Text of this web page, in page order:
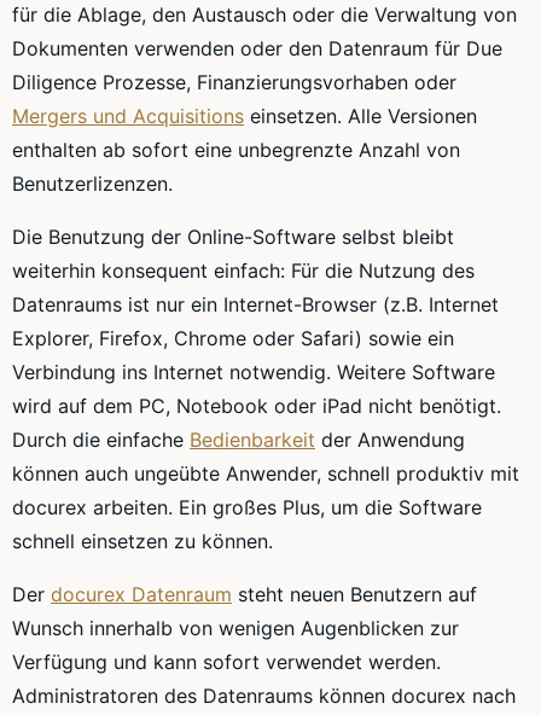
für die Ablage, den Austausch oder die Verwaltung von
Dokumenten verwenden oder den Datenraum für Due
Diligence Prozesse, Finanzierungsvorhaben oder
Mergers und Acquisitions einsetzen. Alle Versionen
enthalten ab sofort eine unbegrenzte Anzahl von
Benutzerlizenzen.
Die Benutzung der Online-Software selbst bleibt
weiterhin konsequent einfach: Für die Nutzung des
Datenraums ist nur ein Internet-Browser (z.B. Internet
Explorer, Firefox, Chrome oder Safari) sowie ein
Verbindung ins Internet notwendig. Weitere Software
wird auf dem PC, Notebook oder iPad nicht benötigt.
Durch die einfache Bedienbarkeit der Anwendung
können auch ungeübte Anwender, schnell produktiv mit
docurex arbeiten. Ein großes Plus, um die Software
schnell einsetzen zu können.
Der docurex Datenraum steht neuen Benutzern auf
Wunsch innerhalb von wenigen Augenblicken zur
Verfügung und kann sofort verwendet werden.
Administratoren des Datenraums können docurex nach